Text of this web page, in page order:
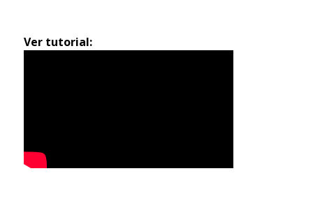
Ver tutorial: